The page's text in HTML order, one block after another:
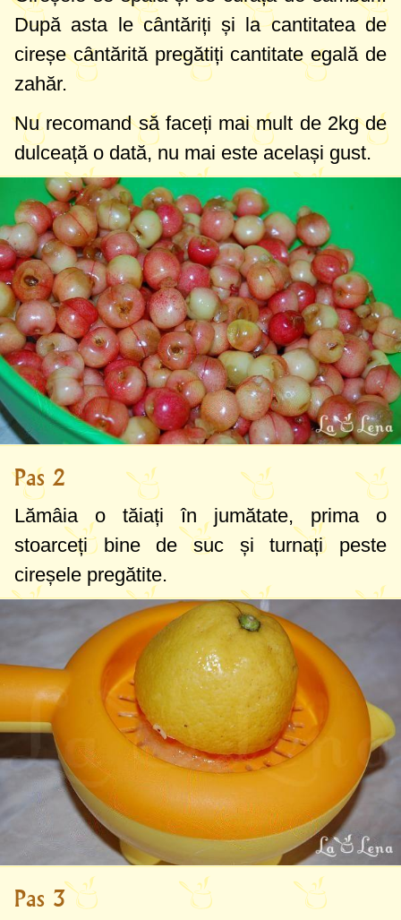
După asta le cântăriți și la cantitatea de
cireșe cântărită pregătiți cantitate egală de
zahăr.
Nu recomand să faceți mai mult de 2kgde
dulceață o dată, nu mai este același gust.
Pas 2
Lămâia o tăiați în jumătate, prima o
stoarceți bine de suc și turnați peste
cireșele pregătite.
Pas 3